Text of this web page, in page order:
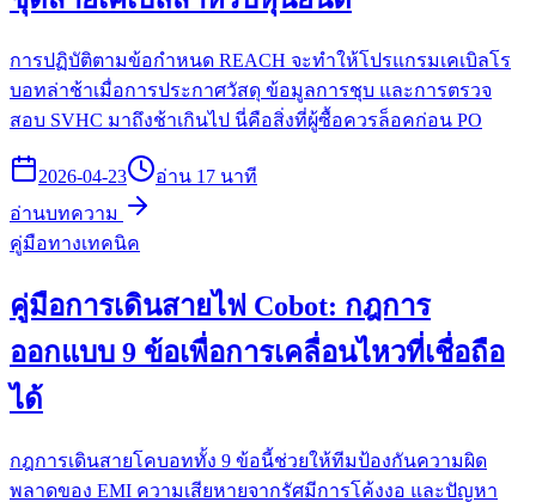
การปฏิบัติตามข้อกำหนด REACH จะทำให้โปรแกรมเคเบิลโร
บอทล่าช้าเมื่อการประกาศวัสดุ ข้อมูลการชุบ และการตรวจ
สอบ SVHC มาถึงช้าเกินไป นี่คือสิ่งที่ผู้ซื้อควรล็อคก่อน PO
2026-04-23
อ่าน 17 นาที
อ่านบทความ
คู่มือทางเทคนิค
คู่มือการเดินสายไฟ Cobot: กฎการ
ออกแบบ 9 ข้อเพื่อการเคลื่อนไหวที่เชื่อถือ
ได้
กฎการเดินสายโคบอททั้ง 9 ข้อนี้ช่วยให้ทีมป้องกันความผิด
พลาดของ EMI ความเสียหายจากรัศมีการโค้งงอ และปัญหา